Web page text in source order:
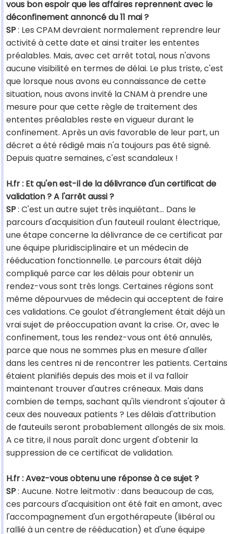
vous bon espoir que les affaires reprennent avec le
déconfinement annoncé du 11 mai ?
SP: Les CPAM devraient normalement reprendre leur
activité à cette date et ainsi traiter les ententes
préalables. Mais, avec cet arrêt total, nous n'avons
aucune visibilité en termes de délai. Le plus triste, c'est
que lorsque nous avons eu connaissance de cette
situation, nous avons invité la CNAM à prendre une
mesure pour que cette règle de traitement des
ententes préalables reste en vigueur durant le
confinement. Après un avis favorable de leur part, un
décret a été rédigé mais n'a toujours pas été signé.
Depuis quatre semaines, c'est scandaleux !
H.fr : Et qu'en est-il de la délivrance d'un certificat de
validation ? A l'arrêt aussi ?
SP: C'est un autre sujet très inquiétant… Dans le
parcours d'acquisition d'un fauteuil roulant électrique,
une étape concerne la délivrance de ce certificat par
une équipe pluridisciplinaire et un médecin de
rééducation fonctionnelle. Le parcours était déjà
compliqué parce car les délais pour obtenir un
rendez-vous sont très longs. Certaines régions sont
même dépourvues de médecin qui acceptent de faire
ces validations. Ce goulot d'étranglement était déjà un
vrai sujet de préoccupation avant la crise. Or, avec le
confinement, tous les rendez-vous ont été annulés,
parce que nous ne sommes plus en mesure d'aller
dans les centres ni de rencontrer les patients. Certains
étaient planifiés depuis des mois et il va falloir
maintenant trouver d'autres créneaux. Mais dans
combien de temps, sachant qu'ils viendront s'ajouter à
ceux des nouveaux patients ? Les délais d'attribution
de fauteuils seront probablement allongés de six mois.
A ce titre, il nous paraît donc urgent d'obtenir la
suppression de ce certificat de validation.
H.fr : Avez-vous obtenu une réponse à ce sujet ?
SP: Aucune. Notre leitmotiv : dans beaucoup de cas,
ces parcours d'acquisition ont été fait en amont, avec
l'accompagnement d'un ergothérapeute (libéral ou
rallié à un centre de rééducation) et d'une équipe